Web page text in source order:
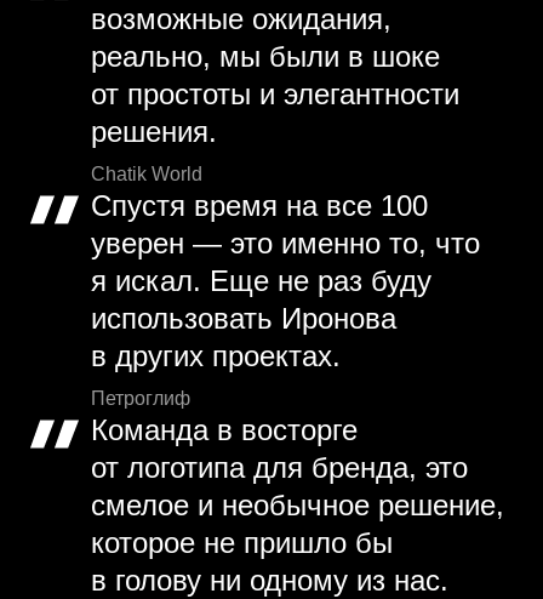
возможные ожидания,
реально, мы были в шоке
от простоты и элегантности
решения.
Chatik World
Спустя время на все 100
уверен — это именно то, что
я искал. Еще не раз буду
использовать Иронова
в других проектах.
Петроглиф
Команда в восторге
от логотипа для бренда, это
смелое и необычное решение,
которое не пришло бы
в голову ни одному из нас.